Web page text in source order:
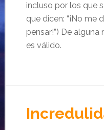
incluso por los que
que dicen: “¡No
pensar!”) De
es válido.